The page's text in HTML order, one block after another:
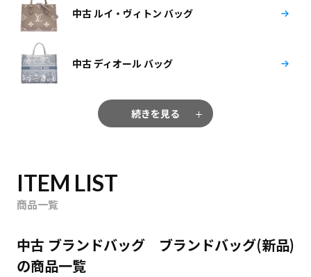
中古 ルイ・ヴィトン バッグ
中古 ディオール バッグ
続きを見る
ITEM LIST
商品一覧
中古 ブランドバッグ ブランドバッグ(新品)
の商品一覧